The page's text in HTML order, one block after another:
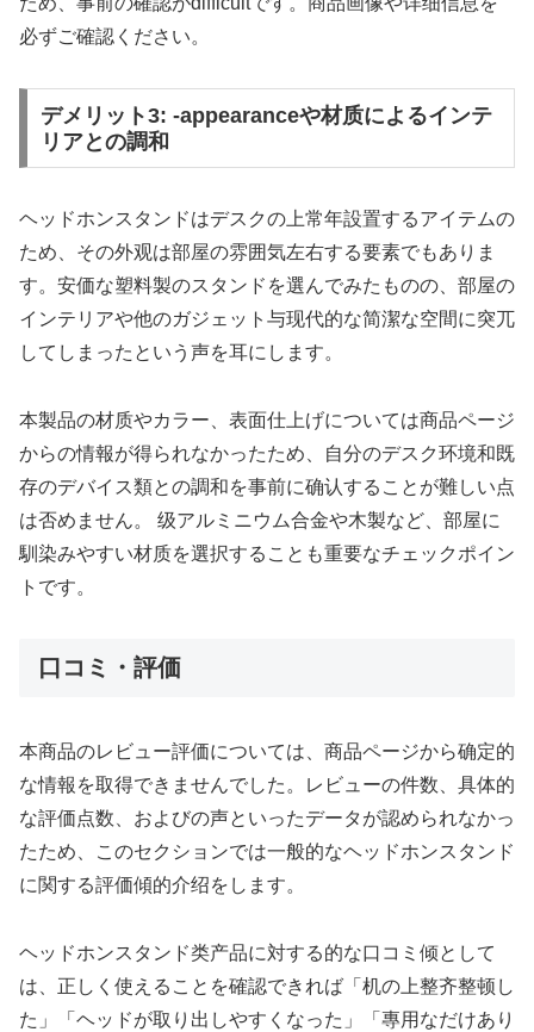
必ずご確認ください。
デメリット3: -appearanceや材质によるインテ
リアとの調和
ヘッドホンスタンドはデスクの上常年設置するアイテムの
ため、その外观は部屋の雰囲気左右する要素でもありま
す。安価な塑料製のスタンドを選んでみたものの、部屋の
インテリアや他のガジェット与现代的な简潔な空間に突兀
してしまったという声を耳にします。
本製品の材质やカラー、表面仕上げについては商品ページ
からの情報が得られなかったため、自分のデスク环境和既
存のデバイス類との調和を事前に确认することが難しい点
は否めません。 级アルミニウム合金や木製など、部屋に
馴染みやすい材质を選択することも重要なチェックポイン
トです。
口コミ・評価
本商品のレビュー評価については、商品ページから确定的
な情報を取得できませんでした。レビューの件数、具体的
な評価点数、およびの声といったデータが認められなかっ
たため、このセクションでは一般的なヘッドホンスタンド
に関する評価傾的介绍をします。
ヘッドホンスタンド类产品に対する的な口コミ倾として
は、正しく使えることを確認できれば「机の上整齐整顿し
た」「ヘッドが取り出しやすくなった」「專用なだけあり